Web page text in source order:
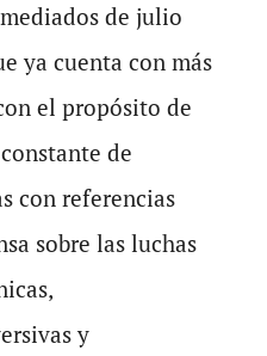
de julio
ya cuenta con más
el propósito de
de
con referencias
sobre las luchas
y